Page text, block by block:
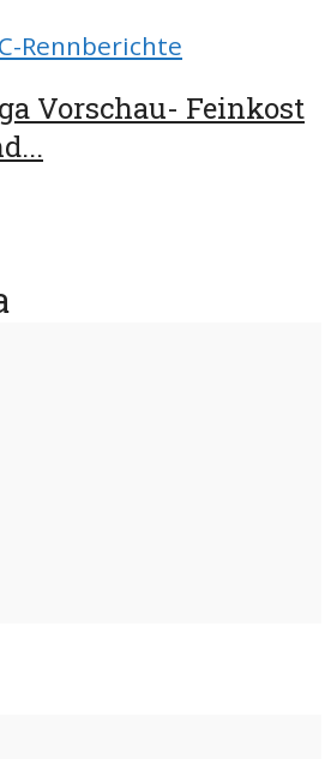
Rennberichte
Vorschau- Feinkost